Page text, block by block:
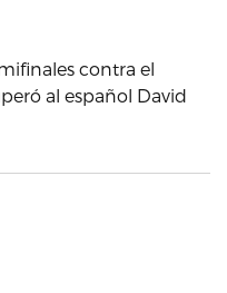
contra el
al español David